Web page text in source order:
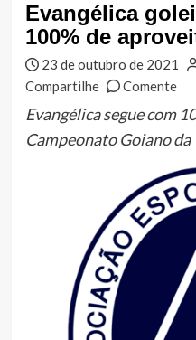
Evangélica
100% de
23 de outubro de 2021
Compartilhe
Comente
Evangélica segue com
Campeonato Goiano